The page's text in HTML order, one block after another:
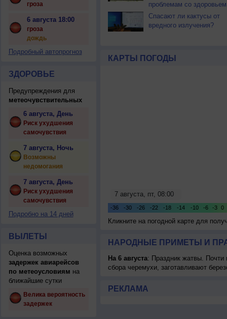
гроза
6 августа 18:00
гроза
дождь
Подробный автопрогноз
ЗДОРОВЬЕ
Предупреждения для
метеочувствительных
6 августа, День
Риск ухудшения
самочувствия
7 августа, Ночь
Возможны
недомогания
7 августа, День
Риск ухудшения
самочувствия
Подробно на 14 дней
ВЫЛЕТЫ
Оценка возможных
задержек авиарейсов
по метеоусловиям на
ближайшие сутки
Велика вероятность
задержек
проблемам со здоровьем
Спасают ли кактусы от
вредного излучения?
КАРТЫ ПОГОДЫ
Кликните на погодной карте для
НАРОДНЫЕ ПРИМЕТЫ И
На 6 августа: Праздник жатвы. Почти
сбора черемухи, заготавливают
РЕКЛАМА